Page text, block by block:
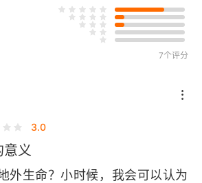
和彗星
宜居行星
7个评分
3.0
意义
外生命？小时候，我会可以认为